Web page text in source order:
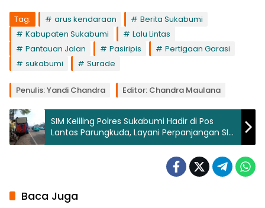
Tag: arus kendaraan
Berita Sukabumi
Kabupaten Sukabumi
Lalu Lintas
Pantauan Jalan
Pasiripis
Pertigaan Garasi
sukabumi
Surade
Penulis: Yandi Chandra Editor: Chandra Maulana
SIM Keliling Polres Sukabumi Hadir di Pos
Lantas Parungkuda, Layani Perpanjangan SIM
A dan C
Baca Juga